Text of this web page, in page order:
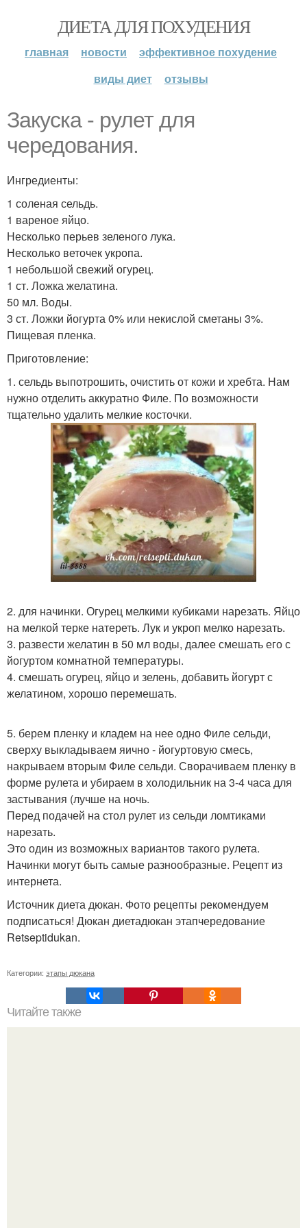
ДИЕТА ДЛЯ ПОХУДЕНИЯ
главная новости
эффективное похудение
виды диет
отзывы
Закуска - рулет для
чередования.
Ингредиенты:
1 соленая сельдь.
1 вареное яйцо.
Несколько перьев зеленого лука.
Несколько веточек укропа.
1 небольшой свежий огурец.
1 ст. Ложка желатина.
50 мл. Воды.
3 ст. Ложки йогурта 0% или некислой сметаны 3%.
Пищевая пленка.
Приготовление:
1. сельдь выпотрошить, очистить от кожи и хребта. Нам
нужно отделить аккуратно Филе. По возможности
тщательно удалить мелкие косточки.
2. для начинки. Огурец мелкими кубиками нарезать. Яйцо
на мелкой терке натереть. Лук и укроп мелко нарезать.
3. развести желатин в 50 мл воды, далее смешать его с
йогуртом комнатной температуры.
4. смешать огурец, яйцо и зелень, добавить йогурт с
желатином, хорошо перемешать.
5. берем пленку и кладем на нее одно Филе сельди,
сверху выкладываем яично - йогуртовую смесь,
накрываем вторым Филе сельди. Сворачиваем пленку в
форме рулета и убираем в холодильник на 3-4 часа для
застывания (лучше на ночь.
Перед подачей на стол рулет из сельди ломтиками
нарезать.
Это один из возможных вариантов такого рулета.
Начинки могут быть самые разнообразные. Рецепт из
интернета.
Источник диета дюкан. Фото рецепты рекомендуем
подписаться! Дюкан диетадюкан этапчередование
Retseptidukan.
Категории: этапы дюкана
Читайте также